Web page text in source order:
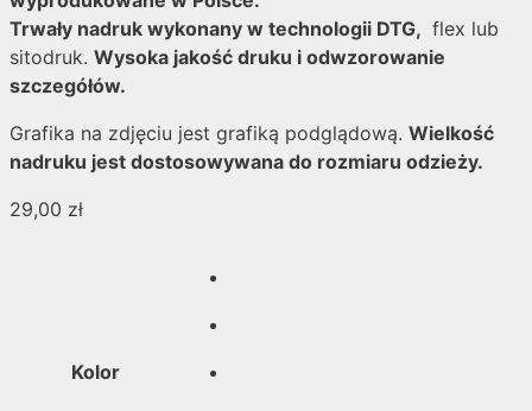
Trwały nadruk wykonany w technologii DTG, flex lub
sitodruk. Wysoka jakość druku i odwzorowanie
szczegółów.
Grafika na zdjęciu jest grafiką podglądową. Wielkość
nadruku jest dostosowywana do rozmiaru odzieży.
29,00 zł
Kolor